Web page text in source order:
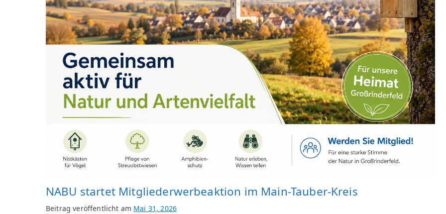
NABU startet Mitgliederwerbeaktion im Main-Tauber-Kreis
Beitrag veröffentlicht am Mai 31, 2026